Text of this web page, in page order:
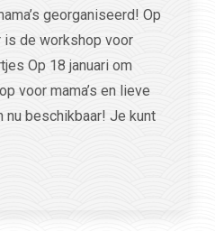
georganiseerd! Op
is de workshop voor
Op 18 januari om
voor mama’s en lieve
beschikbaar! Je kunt